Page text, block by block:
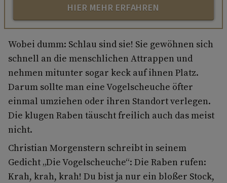
HIER MEHR ERFAHREN
Wobei dumm: Schlau sind sie! Sie gewöhnen sich
schnell an die menschlichen Attrappen und
nehmen mitunter sogar keck auf ihnen Platz.
Darum sollte man eine Vogelscheuche öfter
einmal umziehen oder ihren Standort verlegen.
Die klugen Raben täuscht freilich auch das meist
nicht.
Christian Morgenstern schreibt in seinem
Gedicht „Die Vogelscheuche“: Die Raben rufen:
Krah, krah, krah! Du bist ja nur ein bloßer Stock,